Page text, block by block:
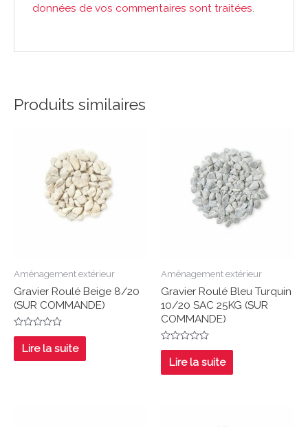
données de vos commentaires sont traitées
Produits similaires
Aménagement extérieur
Gravier Roulé Beige 8/20
(SUR COMMANDE)
Note
sur
5
Lire la suite
Aménagement extérieur
Gravier Roulé Bleu Turquin
10/20 SAC 25KG (SUR
COMMANDE)
Note
sur
5
Lire la suite